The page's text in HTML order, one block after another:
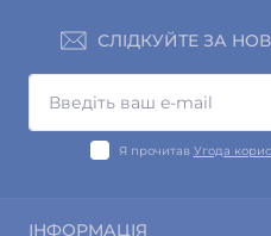
СЛІДКУЙТЕ ЗА
Я прочитав Угода
ІНФОРМАЦІЯ